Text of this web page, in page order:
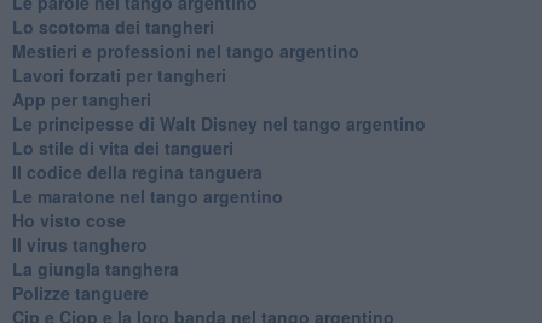
Lo scotoma dei tangheri
Mestieri e professioni nel tango argentino
Lavori forzati per tangheri
App per tangheri
Le principesse di Walt Disney nel tango argentino
Lo stile di vita dei tangueri
Il codice della regina tanguera
Le maratone nel tango argentino
Ho visto cose
Il virus tanghero
La giungla tanghera
Polizze tanguere
Cip e Ciop e la loro banda nel tango argentino